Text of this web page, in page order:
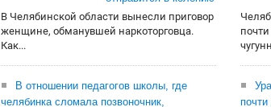
В Челябинской области вынесли приговор
женщине, обманувшей наркоторговца.
Как...
В отношении педагогов школы, где
челябинка сломала позвоночник,
почти